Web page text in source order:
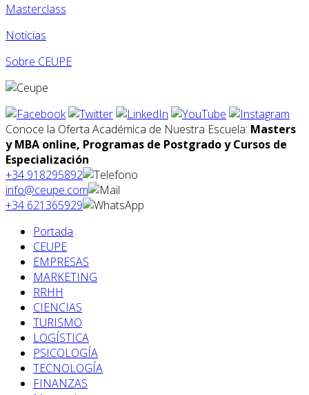
Masterclass
Noticias
Sobre CEUPE
Conoce la Oferta Académica de Nuestra Escuela: Masters
y MBA online, Programas de Postgrado y Cursos de
Especialización
+34 918295892
info@ceupe.com
+34 621365929
Portada
CEUPE
EMPRESAS
MARKETING
RRHH
CIENCIAS
TURISMO
LOGÍSTICA
PSICOLOGÍA
TECNOLOGÍA
FINANZAS